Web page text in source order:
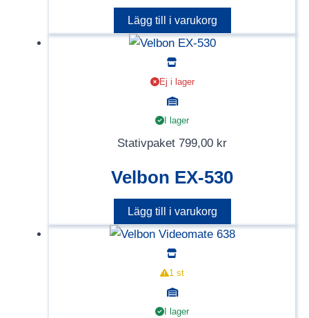
Lägg till i varukorg
Ej i lager
I lager
Stativpaket 799,00 kr
Velbon EX-530
Lägg till i varukorg
1 st
I lager